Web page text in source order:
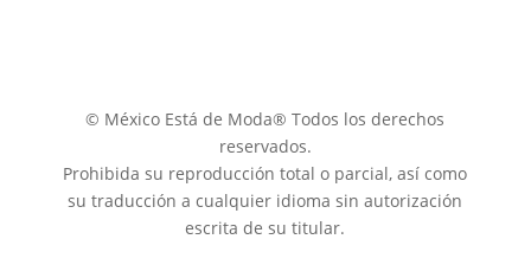
© México Está de Moda® Todos los derechos
reservados.
Prohibida su reproducción total o parcial, así como
su traducción a cualquier idioma sin autorización
escrita de su titular.